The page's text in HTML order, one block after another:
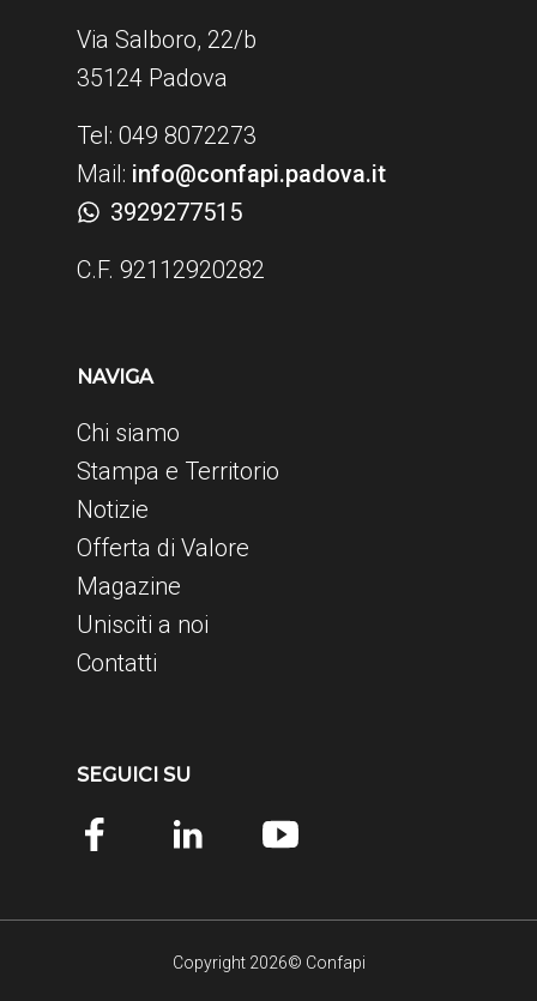
Via Salboro, 22/b
35124 Padova
Tel: 049 8072273
Mail: info@confapi.padova.it
3929277515
C.F. 92112920282
NAVIGA
Chi siamo
Stampa e Territorio
Notizie
Offerta di Valore
Magazine
Unisciti a noi
Contatti
SEGUICI SU
Copyright 2026© Confapi